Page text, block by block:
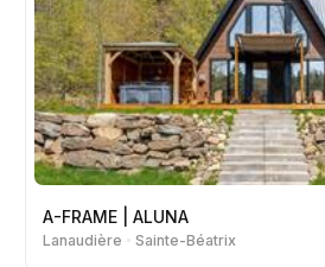
A-FRAME | ALUNA
Lanaudière Sainte-Béatrix